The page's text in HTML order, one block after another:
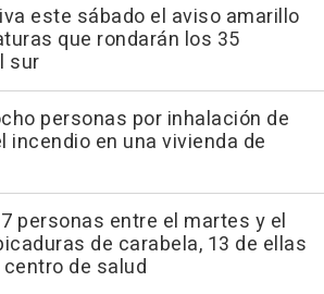
este sábado el aviso amarillo
que rondarán los 35
sur
personas por inhalación de
incendio en una vivienda de
personas entre el martes y el
de carabela, 13 de ellas
de salud